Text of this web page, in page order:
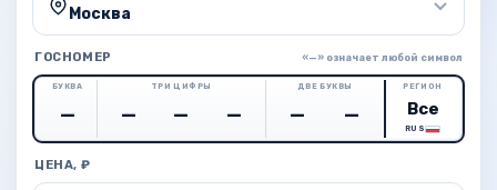
Москва
ГОСНОМЕР «—» означает любой символ
БУКВА ТРИ ЦИФРЫ ДВЕ БУКВЫ РЕГИОН
RUS
ЦЕНА, ₽